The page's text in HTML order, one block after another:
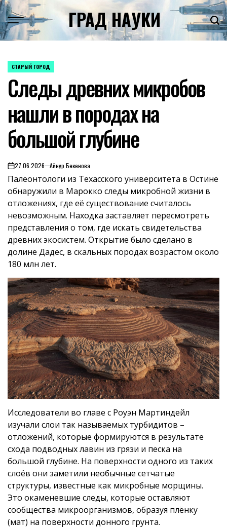
Skip
to
content
ГРАД НАУКИ
POSTED
СТАРЫЙ ГОРОД
Следы древних микробов
нашли в породах на
большой глубине
on27.06.2026 Айнур Бекенова
Палеонтологи из Техасского университета в Остине
обнаружили в Марокко следы микробной жизни в
отложениях, где её существование считалось
невозможным. Находка заставляет пересмотреть
представления о том, где искать свидетельства
древних экосистем. Открытие было сделано в
долине Дадес, в скальных породах возрастом около
180 млн лет.
Исследователи во главе с Роуэн Мартиндейл
изучали слои так называемых турбидитов –
отложений, которые формируются в результате
схода подводных лавин из грязи и песка на
большой глубине. На поверхности одного из таких
слоёв они заметили необычные сетчатые
структуры, известные как микробные морщины.
Это окаменевшие следы, которые оставляют
сообщества микроорганизмов, образуя плёнку
(мат) на поверхности донного грунта.